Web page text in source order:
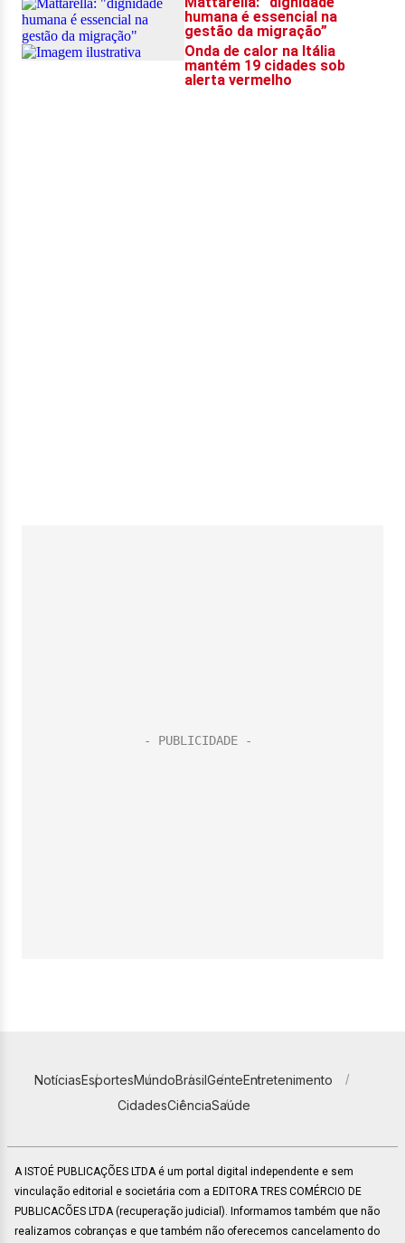
NotíciasEsportesMundoBrasilGenteEntretenimento
CidadesCiênciaSaúde
A ISTOÉ PUBLICAÇÕES LTDA é um portal digital independente e sem
vinculação editorial e societária com a EDITORA TRES COMÉRCIO DE
PUBLICACÕES LTDA (recuperação judicial). Informamos também que não
realizamos cobranças e que também não oferecemos cancelamento do